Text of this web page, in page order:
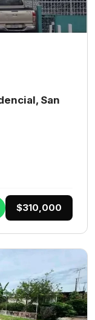
San
$310,000